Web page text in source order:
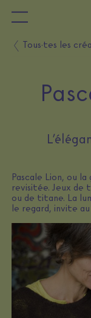
Tous·tes les
Pascale Lion, ou
revisitée. Jeux de
ou de titane. La
le regard, invite